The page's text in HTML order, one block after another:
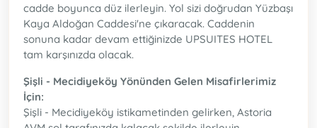
cadde boyunca düz ilerleyin. Yol sizi doğrudan Yüzbaşı
Kaya Aldoğan Caddesi'ne çıkaracak. Caddenin
sonuna kadar devam ettiğinizde UPSUITES HOTEL
tam karşınızda olacak.
Şişli - Mecidiyeköy Yönünden Gelen Misafirlerimiz
İçin:
Şişli - Mecidiyeköy istikametinden gelirken, Astoria